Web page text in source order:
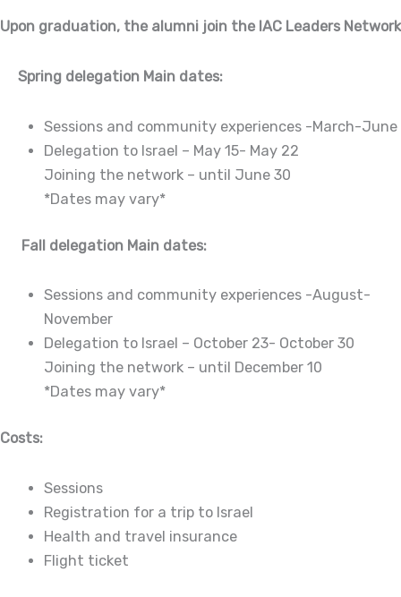
Upon graduation, the alumni join the IAC Leaders Network
Spring delegation Main dates:
Sessions and community experiences -March-June
Delegation to Israel – May 15- May 22
Joining the network – until June 30
*Dates may vary*
Fall delegation Main dates:
Sessions and community experiences -August-
November
Delegation to Israel – October 23- October 30
Joining the network – until December 10
*Dates may vary*
Costs:
Sessions
Registration for a trip to Israel
Health and travel insurance
Flight ticket